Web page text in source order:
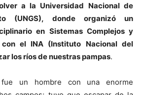
a la Universidad Nacional de
(UNGS), donde organizó un
en Sistemas Complejos y
el INA (Instituto Nacional del
los ríos de nuestras pampas.
fue un hombre con una enorme